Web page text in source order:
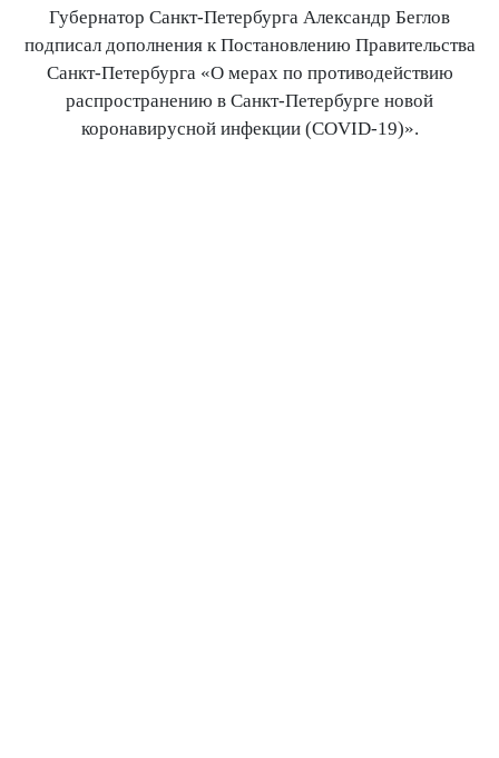
Губернатор Санкт-Петербурга Александр Беглов
подписал дополнения к Постановлению Правительства
Санкт-Петербурга «О мерах по противодействию
распространению в Санкт-Петербурге новой
коронавирусной инфекции (COVID-19)».